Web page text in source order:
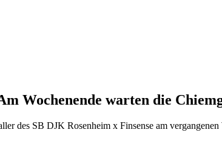
Wochenende warten die
des SB DJK Rosenheim x Finsense am